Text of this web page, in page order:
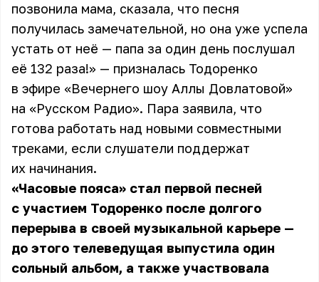
позвонила мама, сказала, что песня
получилась замечательной, но она уже успела
устать от неё — папа за один день послушал
её 132 раза!» — призналась Тодоренко
в эфире «Вечернего шоу Аллы Довлатовой»
на «Русском Радио». Пара заявила, что
готова работать над новыми совместными
треками, если слушатели поддержат
их начинания.
«Часовые пояса» стал первой песней
с участием Тодоренко после долгого
перерыва в своей музыкальной карьере —
до этого телеведущая выпустила один
сольный альбом, а также участвовала